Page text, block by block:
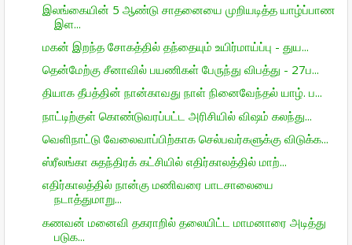
இலங்கையின் 5 ஆண்டு சாதனையை முறியடித்த யாழ்ப்பாண
இள...
மகன் இறந்த சோகத்தில் தந்தையும் உயிர்மாய்ப்பு - துய...
தென்மேற்கு சீனாவில் பயணிகள் பேருந்து விபத்து - 27ப...
தியாக தீபத்தின் நான்காவது நாள் நினைவேந்தல் யாழ். ப...
நாட்டிற்குள் கொண்டுவரப்பட்ட அரிசியில் விஷம் கலந்து...
வெளிநாட்டு வேலைவாப்பிற்காக செல்பவர்களுக்கு விடுக்க...
ஸ்ரீலங்கா சுதந்திரக் கட்சியில் எதிர்காலத்தில் மாற்...
எதிர்காலத்தில் நான்கு மணிவரை பாடசாலையை
நடாத்துமாறு...
கணவன் மனைவி தகராறில் தலையிட்ட மாமனாரை அடித்து
படுக...